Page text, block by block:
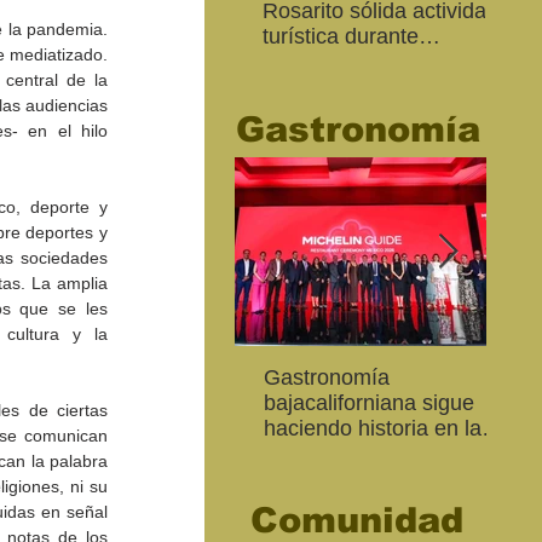
pandemia.
de la
audiencias
en el hilo
deporte y
deportes y
sociedades
La amplia
que se les
cultura y la
de ciertas
comunican
la palabra
ni su
en señal
notas de los
Expresión Plástica
Cachanilla 2026
"Función Velorio" llegará
al Teatro Universitario
como cierre del Taller de
Rosarito sólida actividad
turística durante
Comunidad
Gastronomía
bajacaliforniana sigue
haciendo historia en la
Gastronomía